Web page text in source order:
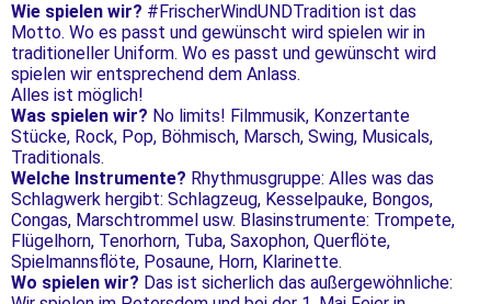
Wie spielen wir? #FrischerWindUNDTradition ist das
Motto. Wo es passt und gewünscht wird spielen wir in
traditioneller Uniform. Wo es passt und gewünscht wird
spielen wir entsprechend dem Anlass.
Alles ist möglich!
Was spielen wir? No limits! Filmmusik, Konzertante
Stücke, Rock, Pop, Böhmisch, Marsch, Swing, Musicals,
Traditionals.
Welche Instrumente? Rhythmusgruppe: Alles was das
Schlagwerk hergibt: Schlagzeug, Kesselpauke, Bongos,
Congas, Marschtrommel usw. Blasinstrumente: Trompete,
Flügelhorn, Tenorhorn, Tuba, Saxophon, Querflöte,
Spielmannsflöte, Posaune, Horn, Klarinette.
Wo spielen wir? Das ist sicherlich das außergewöhnliche: